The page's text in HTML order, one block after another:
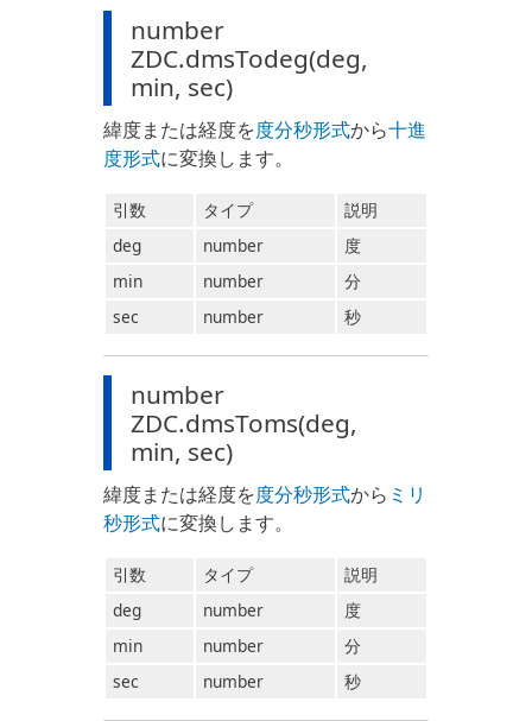
number
ZDC.dmsTodeg(deg,
min, sec)
緯度または経度を度分秒形式から十進
度形式に変換します。
引数 タイプ
説明
deg
number
度
min
number
分
sec
number 秒
number
ZDC.dmsToms(deg,
min, sec)
緯度または経度を度分秒形式から ミリ
秒形式に変換します。
引数 タイプ
説明
deg
number
度
min
number
分
sec
number 秒